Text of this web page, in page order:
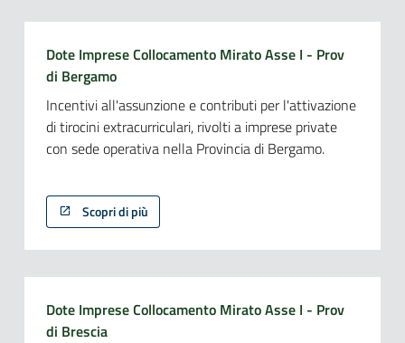
Dote Imprese Collocamento Mirato Asse I - Prov
di Bergamo
Incentivi all'assunzione e contributi per l'attivazione
di tirocini extracurriculari, rivolti a imprese private
con sede operativa nella Provincia di Bergamo.
Scopri di più
Dote Imprese Collocamento Mirato Asse I - Prov
di Brescia